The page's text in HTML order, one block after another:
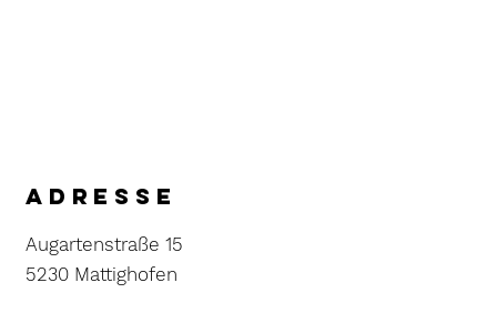
Adresse
Augartenstraße 15
5230 Mattighofen